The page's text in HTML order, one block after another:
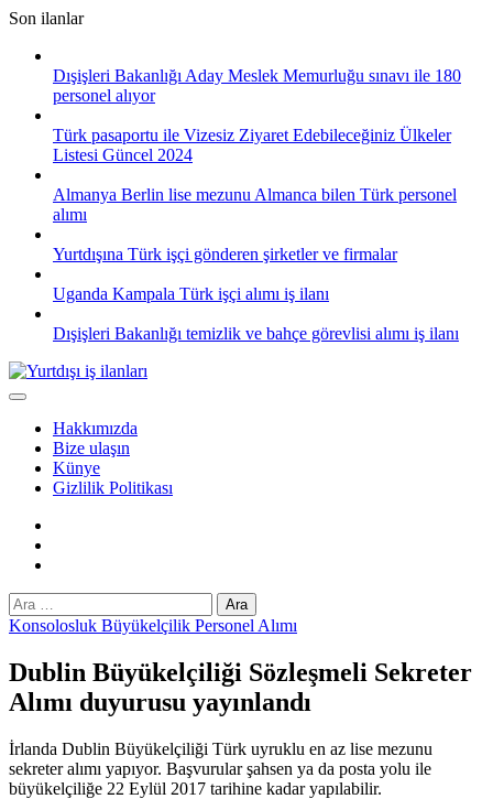
Skip
content
Son ilanlar
Dışişleri Bakanlığı Aday Meslek Memurluğu sınavı ile 180
personel alıyor
Türk pasaportu ile Vizesiz Ziyaret Edebileceğiniz Ülkeler
Listesi Güncel 2024
Almanya Berlin lise mezunu Almanca bilen Türk personel
alımı
Yurtdışına Türk işçi gönderen şirketler ve firmalar
Uganda Kampala Türk işçi alımı iş ilanı
Dışişleri Bakanlığı temizlik ve bahçe görevlisi alımı iş ilanı
Hakkımızda
Bize ulaşın
Künye
Gizlilik Politikası
Arama:
Konsolosluk Büyükelçilik Personel Alımı
Dublin Büyükelçiliği Sözleşmeli Sekreter
Alımı duyurusu yayınlandı
İrlanda Dublin Büyükelçiliği Türk uyruklu en az lise mezunu
sekreter alımı yapıyor. Başvurular şahsen ya da posta yolu ile
büyükelçiliğe 22 Eylül 2017 tarihine kadar yapılabilir.